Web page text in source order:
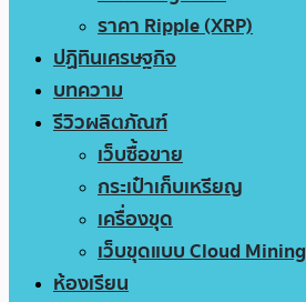
ราคา Ripple (XRP)
ปฏิทินเศรษฐกิจ
บทความ
รีวิวผลิตภัณฑ์
เว็บซื้อขาย
กระเป๋าเก็บเหรียญ
เครื่องขุด
เว็บขุดแบบ Cloud Mining
ห้องเรียน